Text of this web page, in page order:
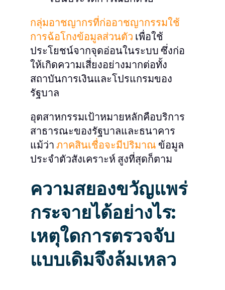
กลุ่มอาชญากรที่ก่ออาชญากรรมใช้
การฉ้อโกงข้อมูลส่วนตัว เพื่อใช้
ประโยชน์จากจุดอ่อนในระบบ ซึ่งก่อ
ให้เกิดความเสี่ยงอย่างมากต่อทั้ง
สถาบันการเงินและโปรแกรมของ
รัฐบาล
อุตสาหกรรมเป้าหมายหลักคือบริการ
สาธารณะของรัฐบาลและธนาคาร
แม้ว่าภาคสินเชื่อจะมีปริมาณ ข้อมูล
ประจำตัวสังเคราะห์ สูงที่สุดก็ตาม
ความสยองขวัญแพร่
กระจายได้อย่างไร:
เหตุใดการตรวจจับ
แบบเดิมจึงล้มเหลว